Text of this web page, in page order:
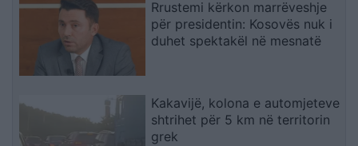
Rrustemi kërkon marrëveshje
për presidentin: Kosovës nuk i
duhet spektakël në mesnatë
Kakavijë, kolona e automjeteve
shtrihet për 5 km në territorin
grek